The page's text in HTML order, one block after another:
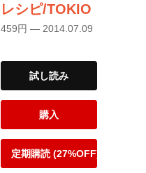
レシピ/TOKIO
459円 — 2014.07.09
試し読み
購入
定期購読 (27%OFF)